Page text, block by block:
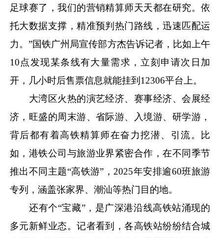
足球赛了，我们的营销精算师天天都在研究。依
托大数据支撑，精准预判热门路线，迅速匹配运
力。”国铁广州局宣传部方杰告诉记者，比如上午
10点发现某条线有大量需求，立刻申请次日加
开，几小时后售票信息就能挂到12306平台上。
大湾区火热的演艺经济、赛事经济、会展经
济，旺盛的周末游、省际游、入境游、研学游，
背后都有着高铁精算师在奋力挖潜、引流。比
如，港铁公司与旅游业界紧密合作，在不同季节
推出不同主题“高铁游”，2025年安排逾60班旅游
专列，涵盖张家界、潮汕等热门目的地。
还有个“宝藏”，是广深港沿线高铁站涌现的
多元新鲜业态。记者看到，各高铁站纷纷结合城